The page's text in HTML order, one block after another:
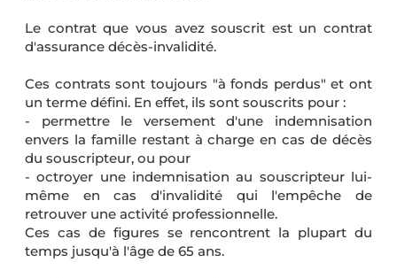
Le contrat que vous avez souscrit est un contrat
d'assurance décès-invalidité.
Ces contrats sont toujours "à fonds perdus" et ont
un terme défini. En effet, ils sont souscrits pour :
- permettre le versement d'une indemnisation
envers la famille restant à charge en cas de décès
du souscripteur, ou pour
- octroyer une indemnisation au souscripteur lui-
même en cas d'invalidité qui l'empêche de
retrouver une activité professionnelle.
Ces cas de figures se rencontrent la plupart du
temps jusqu'à l'âge de 65 ans.